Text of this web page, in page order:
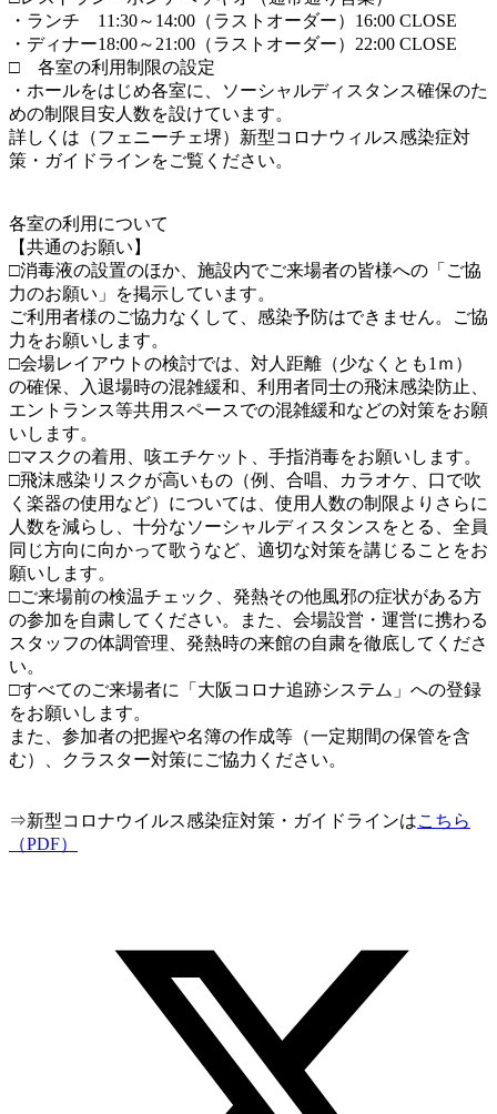
・ランチ 11:30～14:00（ラストオーダー）16:00 CLOSE
・ディナー18:00～21:00（ラストオーダー）22:00 CLOSE
□ 各室の利用制限の設定
・ホールをはじめ各室に、ソーシャルディスタンス確保のた
めの制限目安人数を設けています。
詳しくは（フェニーチェ堺）新型コロナウィルス感染症対
策・ガイドラインをご覧ください。
各室の利用について
【共通のお願い】
□消毒液の設置のほか、施設内でご来場者の皆様への「ご協
力のお願い」を掲示しています。
ご利用者様のご協力なくして、感染予防はできません。ご協
力をお願いします。
□会場レイアウトの検討では、対人距離（少なくとも1ｍ）
の確保、入退場時の混雑緩和、利用者同士の飛沫感染防止、
エントランス等共用スペースでの混雑緩和などの対策をお願
いします。
□マスクの着用、咳エチケット、手指消毒をお願いします。
□飛沫感染リスクが高いもの（例、合唱、カラオケ、口で吹
く楽器の使用など）については、使用人数の制限よりさらに
人数を減らし、十分なソーシャルディスタンスをとる、全員
同じ方向に向かって歌うなど、適切な対策を講じることをお
願いします。
□ご来場前の検温チェック、発熱その他風邪の症状がある方
の参加を自粛してください。また、会場設営・運営に携わる
スタッフの体調管理、発熱時の来館の自粛を徹底してくださ
い。
□すべてのご来場者に「大阪コロナ追跡システム」への登録
をお願いします。
また、参加者の把握や名簿の作成等（一定期間の保管を含
む）、クラスター対策にご協力ください。
⇒新型コロナウイルス感染症対策・ガイドラインはこちら
（PDF）